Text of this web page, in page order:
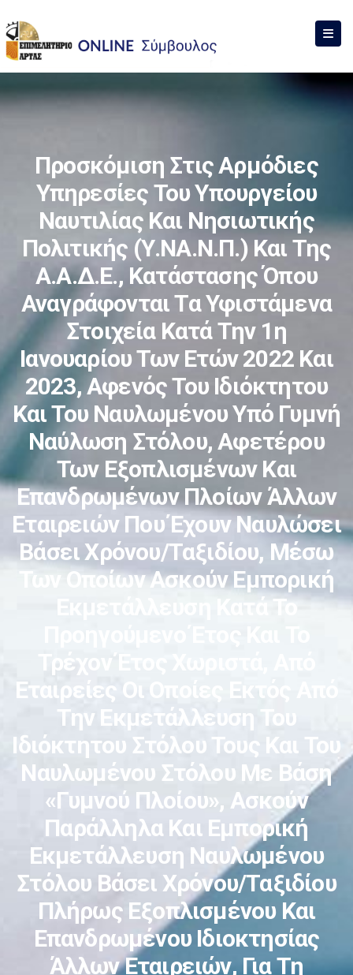
Προσκόμιση Στις Αρμόδιες
Υπηρεσίες Του Υπουργείου
Ναυτιλίας Και Νησιωτικής
Πολιτικής (Υ.ΝΑ.Ν.Π.) Και Της
Α.Α.Δ.Ε., Κατάστασης Όπου
Αναγράφονται Τα Υφιστάμενα
Στοιχεία Κατά Την 1η
Ιανουαρίου Των Ετών 2022 Και
2023, Αφενός Του Ιδιόκτητου
Και Του Ναυλωμένου Υπό Γυμνή
Ναύλωση Στόλου, Αφετέρου
Των Εξοπλισμένων Και
Επανδρωμένων Πλοίων Άλλων
Εταιρειών Που Έχουν Ναυλώσει
Βάσει Χρόνου/ταξιδίου, Μέσω
Των Οποίων Ασκούν Εμπορική
Εκμετάλλευση Κατά Το
Τρέχον Έτος Χωριστά, Από
Εταιρείες Οι Οποίες Εκτός Από
Την Εκμετάλλευση Του
Ιδιόκτητου Στόλου Τους Και Του
Ναυλωμένου Στόλου Με Βάση
«γυμνού Πλοίου», Ασκούν
Παράλληλα Και Εμπορική
Εκμετάλλευση Ναυλωμένου
Στόλου Βάσει Χρόνου/ταξιδίου
Πλήρως Εξοπλισμένου Και
Επανδρωμένου Ιδιοκτησίας
Άλλων Εταιρειών, Για Τη